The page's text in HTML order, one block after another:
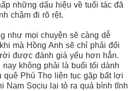
những dấu hiệu về tuổi tác đã
chậm đi rõ rệt.
như mọi chuyện sẽ càng dễ
mà Hồng Anh sẽ chỉ phải đối
được đánh giá yếu hơn hẳn.
không phải là buổi tối dành
quê Phú Thọ liên tục gặp bất lợi
Nam Sociu lại tỏ ra quá bình tĩnh